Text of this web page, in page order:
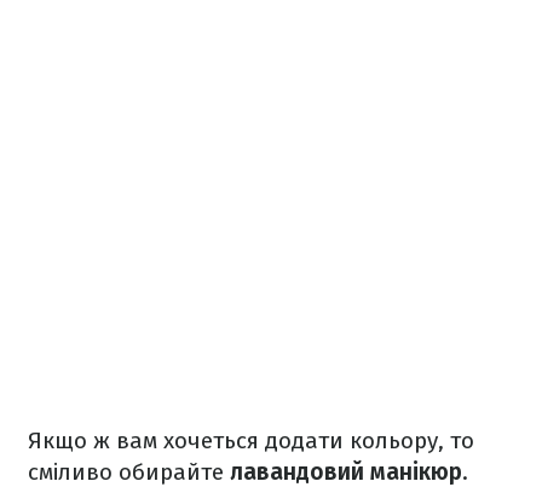
Якщо ж вам хочеться додати кольору, то
сміливо обирайте лавандовий манікюр.